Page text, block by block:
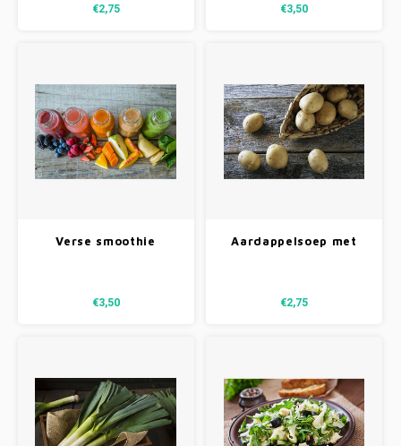
€2,75 €3,50
Verse smoothie
€3,50
Aardappelsoep met
€2,75